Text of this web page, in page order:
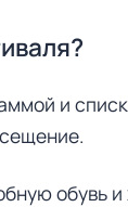
и
обувь